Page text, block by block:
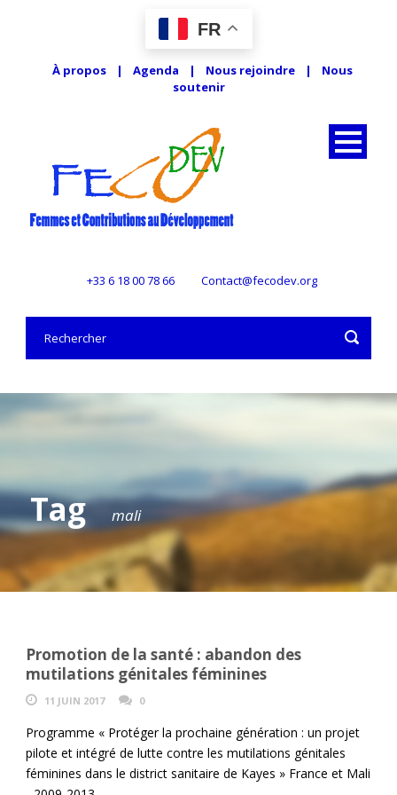
FR
À propos | Agenda | Nous rejoindre |
Nous
soutenir
+33 6 18 00 78 66 Contact@fecodev.org
Tag mali
Promotion de la santé : abandon des
mutilations génitales féminines
11 JUIN 2017 0
Programme « Protéger la prochaine génération : un projet
pilote et intégré de lutte contre les mutilations génitales
féminines dans le district sanitaire de Kayes » France et Mali